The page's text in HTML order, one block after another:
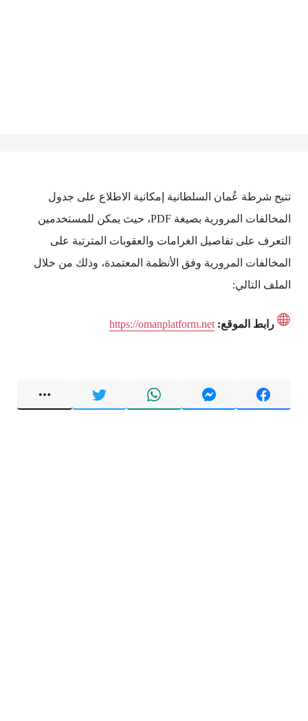
تتيح شرطة عُمان السلطانية إمكانية الاطلاع على جدول
المخالفات المرورية بصيغة PDF، حيث يمكن للمستخدمين
التعرف على تفاصيل الغرامات والعقوبات المترتبة على
المخالفات المرورية وفق الأنظمة المعتمدة، وذلك من خلال
الملف التالي:
رابط الموقع: https://omanplatform.net